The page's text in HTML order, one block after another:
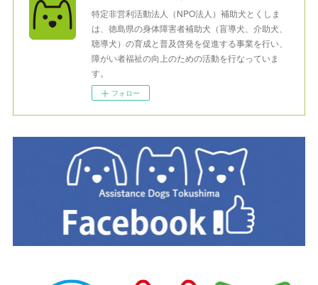
特定非営利活動法人（NPO法人）補助犬とくしま
は、徳島県の身体障害者補助犬（盲導犬、介助犬、
聴導犬）の育成と普及啓発を促進する事業を行い、
障がい者福祉の向上のための活動を行なっていま
す。
フォロー